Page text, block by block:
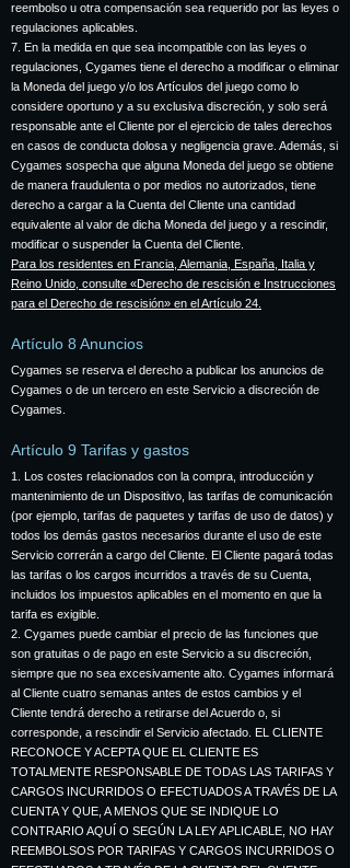
reembolso u otra compensación sea requerido por las leyes o
regulaciones aplicables.
7. En la medida en que sea incompatible con las leyes o
regulaciones, Cygames tiene el derecho a modificar o eliminar
la Moneda del juego y/o los Artículos del juego como lo
considere oportuno y a su exclusiva discreción, y solo será
responsable ante el Cliente por el ejercicio de tales derechos
en casos de conducta dolosa y negligencia grave. Además, si
Cygames sospecha que alguna Moneda del juego se obtiene
de manera fraudulenta o por medios no autorizados, tiene
derecho a cargar a la Cuenta del Cliente una cantidad
equivalente al valor de dicha Moneda del juego y a rescindir,
modificar o suspender la Cuenta del Cliente.
Para los residentes en Francia, Alemania, España, Italia y
Reino Unido, consulte «Derecho de rescisión e Instrucciones
para el Derecho de rescisión» en el Artículo 24.
Artículo 8 Anuncios
Cygames se reserva el derecho a publicar los anuncios de
Cygames o de un tercero en este Servicio a discreción de
Cygames.
Artículo 9 Tarifas y gastos
1. Los costes relacionados con la compra, introducción y
mantenimiento de un Dispositivo, las tarifas de comunicación
(por ejemplo, tarifas de paquetes y tarifas de uso de datos) y
todos los demás gastos necesarios durante el uso de este
Servicio correrán a cargo del Cliente. El Cliente pagará todas
las tarifas o los cargos incurridos a través de su Cuenta,
incluidos los impuestos aplicables en el momento en que la
tarifa es exigible.
2. Cygames puede cambiar el precio de las funciones que
son gratuitas o de pago en este Servicio a su discreción,
siempre que no sea excesivamente alto. Cygames informará
al Cliente cuatro semanas antes de estos cambios y el
Cliente tendrá derecho a retirarse del Acuerdo o, si
corresponde, a rescindir el Servicio afectado. EL CLIENTE
RECONOCE Y ACEPTA QUE EL CLIENTE ES
TOTALMENTE RESPONSABLE DE TODAS LAS TARIFAS Y
CARGOS INCURRIDOS O EFECTUADOS A TRAVÉS DE LA
CUENTA Y QUE, A MENOS QUE SE INDIQUE LO
CONTRARIO AQUÍ O SEGÚN LA LEY APLICABLE, NO HAY
REEMBOLSOS POR TARIFAS Y CARGOS INCURRIDOS O